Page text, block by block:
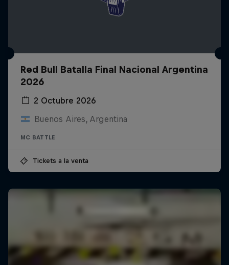
Red Bull Batalla Final Nacional Argentina
2026
2 Octubre 2026
Buenos Aires, Argentina
MC BATTLE
Tickets a la venta